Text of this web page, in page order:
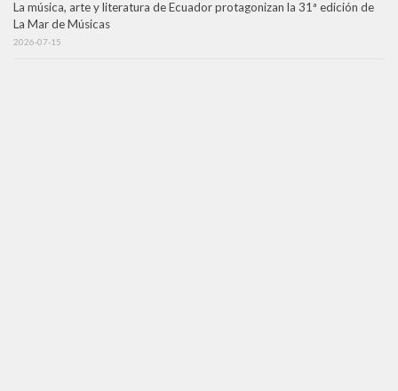
La música, arte y literatura de Ecuador protagonizan la 31ª edición de
La Mar de Músicas
2026-07-15